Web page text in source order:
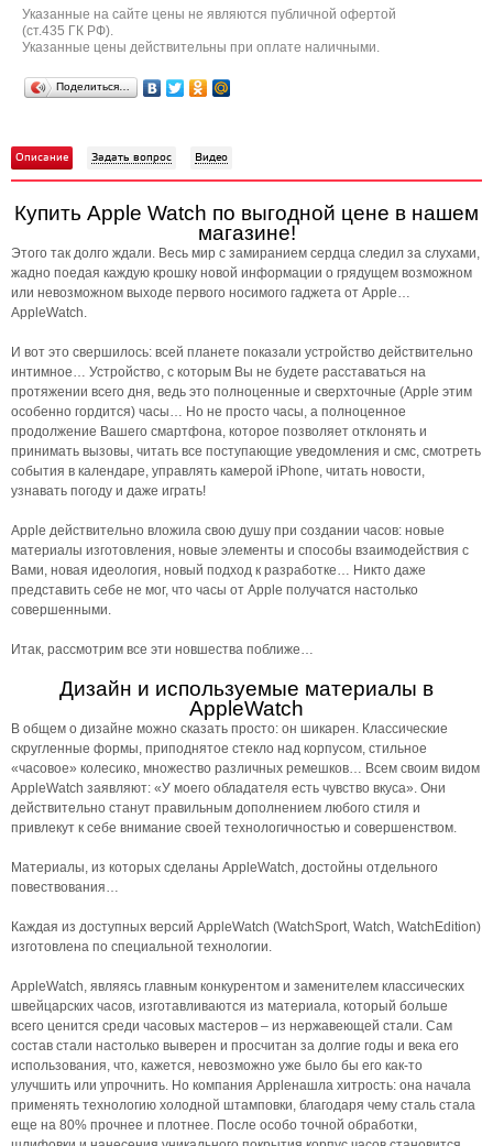
Указанные на сайте цены не являются публичной офертой
(ст.435 ГК РФ).
Указанные цены действительны при оплате наличными.
Поделиться…
Описание Задать вопрос Видео
Купить Apple Watch по выгодной цене в нашем
магазине!
Этого так долго ждали. Весь мир с замиранием сердца следил за слухами,
жадно поедая каждую крошку новой информации о грядущем возможном
или невозможном выходе первого носимого гаджета от Apple…
AppleWatch.
И вот это свершилось: всей планете показали устройство действительно
интимное… Устройство, с которым Вы не будете расставаться на
протяжении всего дня, ведь это полноценные и сверхточные (Apple этим
особенно гордится) часы… Но не просто часы, а полноценное
продолжение Вашего смартфона, которое позволяет отклонять и
принимать вызовы, читать все поступающие уведомления и смс, смотреть
события в календаре, управлять камерой iPhone, читать новости,
узнавать погоду и даже играть!
Apple действительно вложила свою душу при создании часов: новые
материалы изготовления, новые элементы и способы взаимодействия с
Вами, новая идеология, новый подход к разработке… Никто даже
представить себе не мог, что часы от Apple получатся настолько
совершенными.
Итак, рассмотрим все эти новшества поближе…
Дизайн и используемые материалы в
AppleWatch
В общем о дизайне можно сказать просто: он шикарен. Классические
скругленные формы, приподнятое стекло над корпусом, стильное
«часовое» колесико, множество различных ремешков… Всем своим видом
AppleWatch заявляют: «У моего обладателя есть чувство вкуса». Они
действительно станут правильным дополнением любого стиля и
привлекут к себе внимание своей технологичностью и совершенством.
Материалы, из которых сделаны AppleWatch, достойны отдельного
повествования…
Каждая из доступных версий AppleWatch (WatchSport, Watch, WatchEdition)
изготовлена по специальной технологии.
AppleWatch, являясь главным конкурентом и заменителем классических
швейцарских часов, изготавливаются из материала, который больше
всего ценится среди часовых мастеров – из нержавеющей стали. Сам
состав стали настолько выверен и просчитан за долгие годы и века его
использования, что, кажется, невозможно уже было бы его как-то
улучшить или упрочнить. Но компания Appleнашла хитрость: она начала
применять технологию холодной штамповки, благодаря чему сталь стала
еще на 80% прочнее и плотнее. После особо точной обработки,